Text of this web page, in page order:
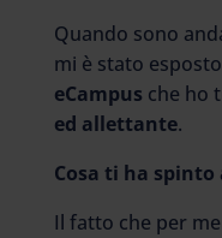
Quando sono
mi è stato
eCampus che ho
ed allettante.
Cosa ti ha spinto
Il fatto che per